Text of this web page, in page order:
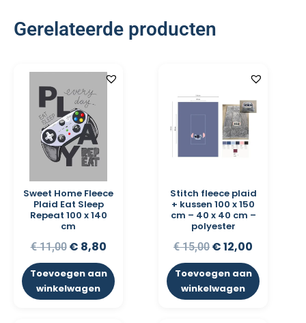
Gerelateerde producten
Sweet Home Fleece
Plaid Eat Sleep
Repeat 100 x 140
cm
€11,00 € 8,80
Toevoegen aan
winkelwagen
Stitch fleece plaid
+ kussen 100 x 150
cm – 40 x 40 cm –
polyester
€15,00 €12,00
Toevoegen aan
winkelwagen